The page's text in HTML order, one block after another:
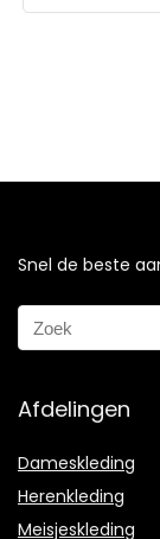
Snel de beste
Afdelingen
Dameskleding
Herenkleding
Meisjeskleding